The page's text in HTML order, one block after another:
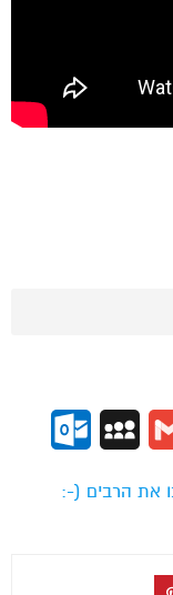
Gmail
MySpace
את הרבים (-: